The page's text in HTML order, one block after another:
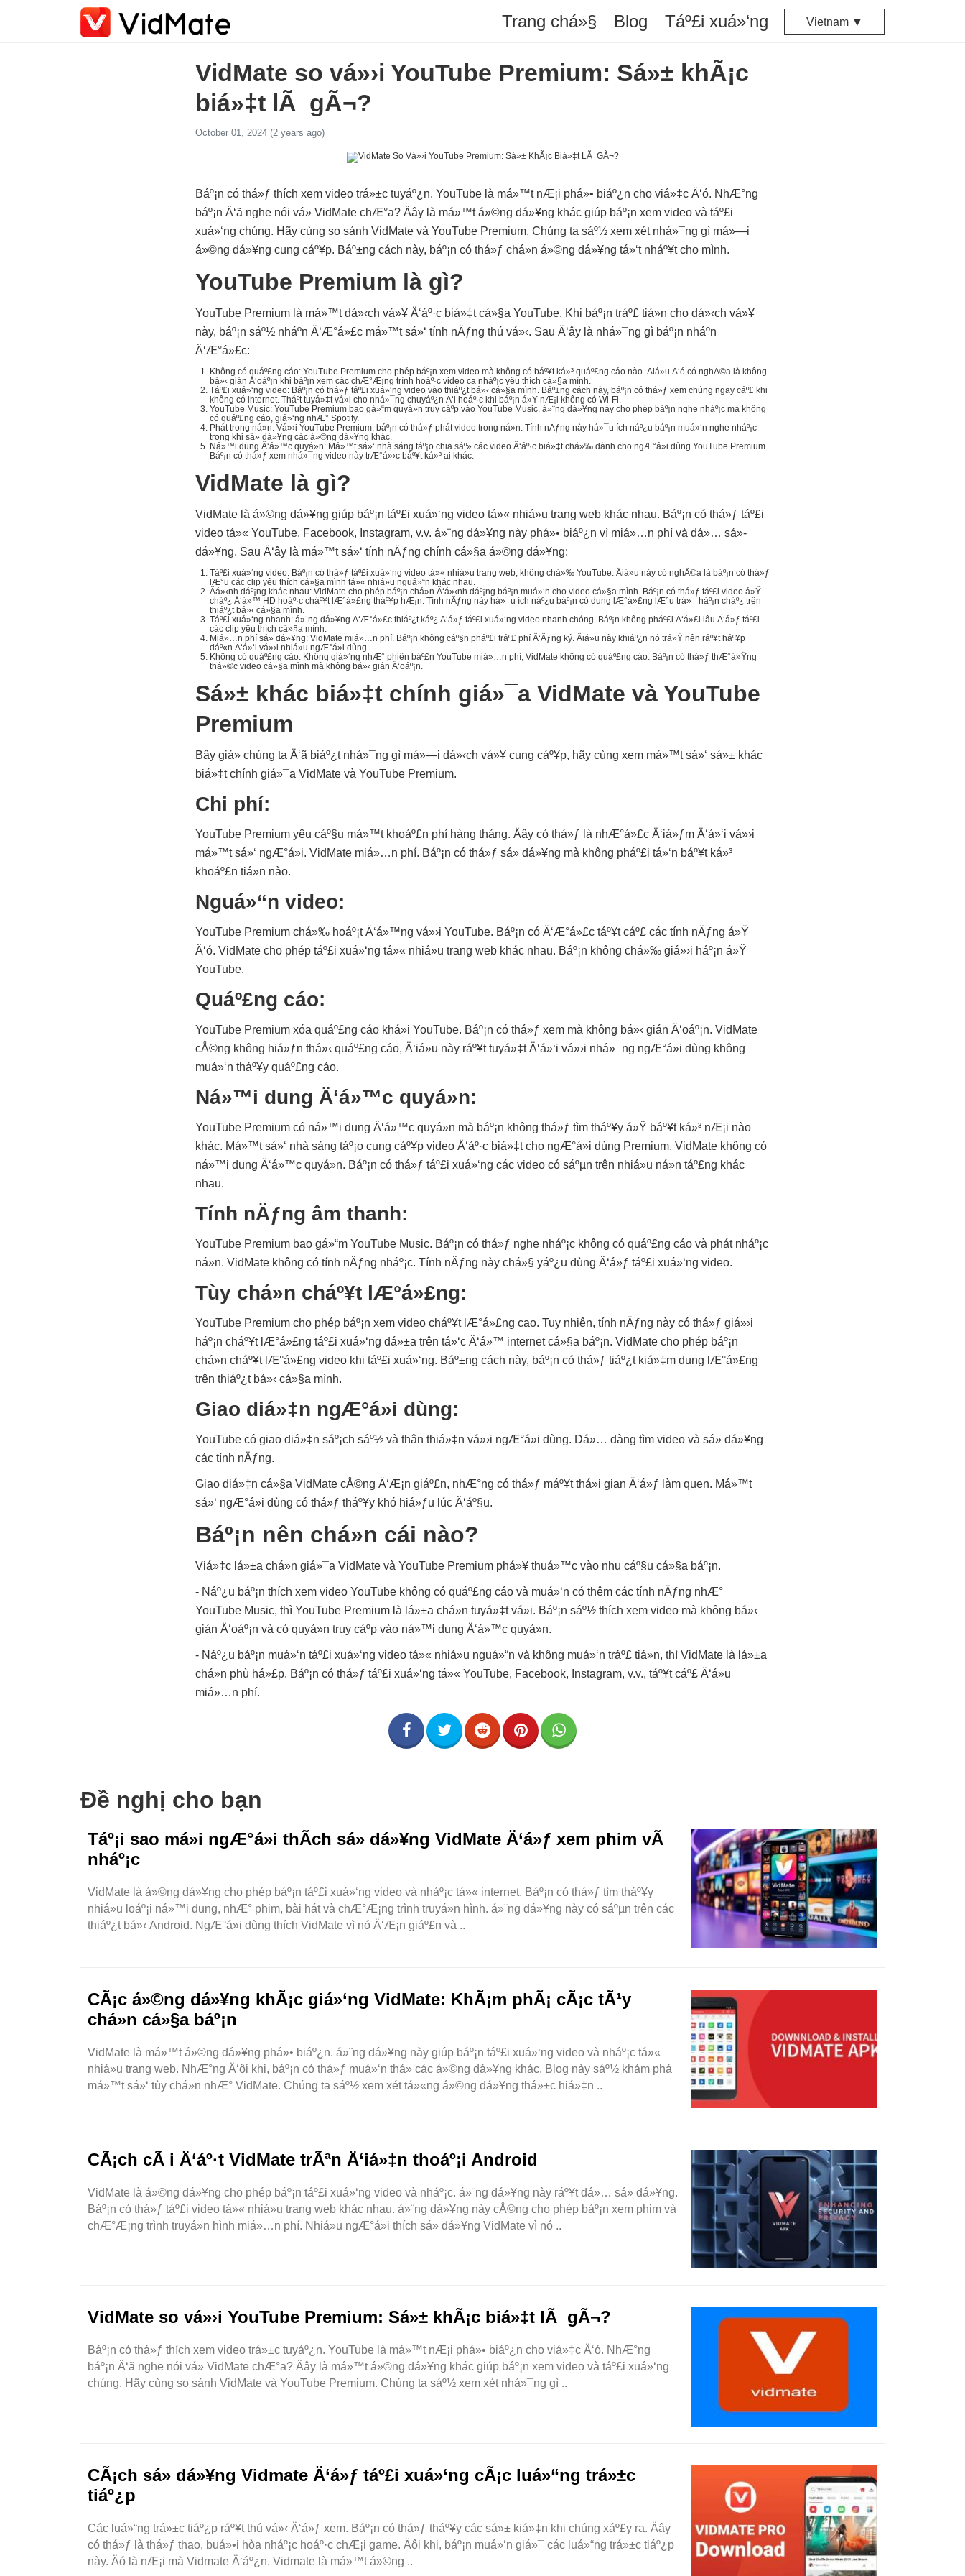
Trang chá»§ Blog Táº£i xuá»‘ng Vietnam ▼
VidMate so vá»›i YouTube Premium: Sá»± khÃ¡c
biá»‡t lÃ gÃ¬?
October 01, 2024 (2 years ago)
Báº¡n có thá»ƒ thích xem video trá»±c tuyáº¿n. YouTube là má»™t nÆ¡i phá»• biáº¿n cho viá»‡c Ä‘ó. NhÆ°ng
báº¡n Ä‘ã nghe nói vá» VidMate chÆ°a? Äây là má»™t á»©ng dá»¥ng khác giúp báº¡n xem video và táº£i
xuá»‘ng chúng. Hãy cùng so sánh VidMate và YouTube Premium. Chúng ta sáº½ xem xét nhá»¯ng gì má»—i
á»©ng dá»¥ng cung cáº¥p. Báº±ng cách này, báº¡n có thá»ƒ chá»n á»©ng dá»¥ng tá»‘t nháº¥t cho mình.
YouTube Premium là gì?
YouTube Premium là má»™t dá»‹ch vá»¥ Ä‘áº·c biá»‡t cá»§a YouTube. Khi báº¡n tráº£ tiá»n cho dá»‹ch vá»¥
này, báº¡n sáº½ nháº­n Ä‘Æ°á»£c má»™t sá»‘ tính nÄƒng thú vá»‹. Sau Ä‘ây là nhá»¯ng gì báº¡n nháº­n
Ä‘Æ°á»£c:
Không có quáº£ng cáo: YouTube Premium cho phép báº¡n xem video mà không có báº¥t ká»³ quáº£ng cáo nào. Äiá»u Ä‘ó có nghÄ©a là không
bá»‹ gián Ä‘oáº¡n khi báº¡n xem các chÆ°Æ¡ng trình hoáº·c video ca nháº¡c yêu thích cá»§a mình.
Táº£i xuá»‘ng video: Báº¡n có thá»ƒ táº£i xuá»‘ng video vào thiáº¿t bá»‹ cá»§a mình. Báº±ng cách này, báº¡n có thá»ƒ xem chúng ngay cáº£ khi
không có internet. Tháº­t tuyá»‡t vá»i cho nhá»¯ng chuyáº¿n Ä‘i hoáº·c khi báº¡n á»Ÿ nÆ¡i không có Wi-Fi.
YouTube Music: YouTube Premium bao gá»“m quyá»n truy cáº­p vào YouTube Music. á»¨ng dá»¥ng này cho phép báº¡n nghe nháº¡c mà không
có quáº£ng cáo, giá»‘ng nhÆ° Spotify.
Phát trong ná»n: Vá»›i YouTube Premium, báº¡n có thá»ƒ phát video trong ná»n. Tính nÄƒng này há»¯u ích náº¿u báº¡n muá»‘n nghe nháº¡c
trong khi sá»­ dá»¥ng các á»©ng dá»¥ng khác.
Ná»™i dung Ä‘á»™c quyá»n: Má»™t sá»‘ nhà sáng táº¡o chia sáº» các video Ä‘áº·c biá»‡t chá»‰ dành cho ngÆ°á»i dùng YouTube Premium.
Báº¡n có thá»ƒ xem nhá»¯ng video này trÆ°á»›c báº¥t ká»³ ai khác.
VidMate là gì?
VidMate là á»©ng dá»¥ng giúp báº¡n táº£i xuá»‘ng video tá»« nhiá»u trang web khác nhau. Báº¡n có thá»ƒ táº£i
video tá»« YouTube, Facebook, Instagram, v.v. á»¨ng dá»¥ng này phá»• biáº¿n vì miá»…n phí và dá»… sá»­
dá»¥ng. Sau Ä‘ây là má»™t sá»‘ tính nÄƒng chính cá»§a á»©ng dá»¥ng:
Táº£i xuá»‘ng video: Báº¡n có thá»ƒ táº£i xuá»‘ng video tá»« nhiá»u trang web, không chá»‰ YouTube. Äiá»u này có nghÄ©a là báº¡n có thá»ƒ
lÆ°u các clip yêu thích cá»§a mình tá»« nhiá»u nguá»“n khác nhau.
Äá»‹nh dáº¡ng khác nhau: VidMate cho phép báº¡n chá»n Ä‘á»‹nh dáº¡ng báº¡n muá»‘n cho video cá»§a mình. Báº¡n có thá»ƒ táº£i video á»Ÿ
cháº¿ Ä‘á»™ HD hoáº·c cháº¥t lÆ°á»£ng tháº¥p hÆ¡n. Tính nÄƒng này há»¯u ích náº¿u báº¡n có dung lÆ°á»£ng lÆ°u trá»¯ háº¡n cháº¿ trên
thiáº¿t bá»‹ cá»§a mình.
Táº£i xuá»‘ng nhanh: á»¨ng dá»¥ng Ä‘Æ°á»£c thiáº¿t káº¿ Ä‘á»ƒ táº£i xuá»‘ng video nhanh chóng. Báº¡n không pháº£i Ä‘á»£i lâu Ä‘á»ƒ táº£i
các clip yêu thích cá»§a mình.
Miá»…n phí sá»­ dá»¥ng: VidMate miá»…n phí. Báº¡n không cáº§n pháº£i tráº£ phí Ä‘Äƒng ký. Äiá»u này khiáº¿n nó trá»Ÿ nên ráº¥t háº¥p
dáº«n Ä‘á»‘i vá»›i nhiá»u ngÆ°á»i dùng.
Không có quáº£ng cáo: Không giá»‘ng nhÆ° phiên báº£n YouTube miá»…n phí, VidMate không có quáº£ng cáo. Báº¡n có thá»ƒ thÆ°á»Ÿng
thá»©c video cá»§a mình mà không bá»‹ gián Ä‘oáº¡n.
Sá»± khác biá»‡t chính giá»¯a VidMate và YouTube
Premium
Bây giá» chúng ta Ä‘ã biáº¿t nhá»¯ng gì má»—i dá»‹ch vá»¥ cung cáº¥p, hãy cùng xem má»™t sá»‘ sá»± khác
biá»‡t chính giá»¯a VidMate và YouTube Premium.
Chi phí:
YouTube Premium yêu cáº§u má»™t khoáº£n phí hàng tháng. Äây có thá»ƒ là nhÆ°á»£c Ä‘iá»ƒm Ä‘á»‘i vá»›i
má»™t sá»‘ ngÆ°á»i. VidMate miá»…n phí. Báº¡n có thá»ƒ sá»­ dá»¥ng mà không pháº£i tá»‘n báº¥t ká»³
khoáº£n tiá»n nào.
Nguá»“n video:
YouTube Premium chá»‰ hoáº¡t Ä‘á»™ng vá»›i YouTube. Báº¡n có Ä‘Æ°á»£c táº¥t cáº£ các tính nÄƒng á»Ÿ
Ä‘ó. VidMate cho phép táº£i xuá»‘ng tá»« nhiá»u trang web khác nhau. Báº¡n không chá»‰ giá»›i háº¡n á»Ÿ
YouTube.
Quáº£ng cáo:
YouTube Premium xóa quáº£ng cáo khá»i YouTube. Báº¡n có thá»ƒ xem mà không bá»‹ gián Ä‘oáº¡n. VidMate
cÅ©ng không hiá»ƒn thá»‹ quáº£ng cáo, Ä‘iá»u này ráº¥t tuyá»‡t Ä‘á»‘i vá»›i nhá»¯ng ngÆ°á»i dùng không
muá»‘n tháº¥y quáº£ng cáo.
Ná»™i dung Ä‘á»™c quyá»n:
YouTube Premium có ná»™i dung Ä‘á»™c quyá»n mà báº¡n không thá»ƒ tìm tháº¥y á»Ÿ báº¥t ká»³ nÆ¡i nào
khác. Má»™t sá»‘ nhà sáng táº¡o cung cáº¥p video Ä‘áº·c biá»‡t cho ngÆ°á»i dùng Premium. VidMate không có
ná»™i dung Ä‘á»™c quyá»n. Báº¡n có thá»ƒ táº£i xuá»‘ng các video có sáºµn trên nhiá»u ná»n táº£ng khác
nhau.
Tính nÄƒng âm thanh:
YouTube Premium bao gá»“m YouTube Music. Báº¡n có thá»ƒ nghe nháº¡c không có quáº£ng cáo và phát nháº¡c
ná»n. VidMate không có tính nÄƒng nháº¡c. Tính nÄƒng này chá»§ yáº¿u dùng Ä‘á»ƒ táº£i xuá»‘ng video.
Tùy chá»n cháº¥t lÆ°á»£ng:
YouTube Premium cho phép báº¡n xem video cháº¥t lÆ°á»£ng cao. Tuy nhiên, tính nÄƒng này có thá»ƒ giá»›i
háº¡n cháº¥t lÆ°á»£ng táº£i xuá»‘ng dá»±a trên tá»‘c Ä‘á»™ internet cá»§a báº¡n. VidMate cho phép báº¡n
chá»n cháº¥t lÆ°á»£ng video khi táº£i xuá»‘ng. Báº±ng cách này, báº¡n có thá»ƒ tiáº¿t kiá»‡m dung lÆ°á»£ng
trên thiáº¿t bá»‹ cá»§a mình.
Giao diá»‡n ngÆ°á»i dùng:
YouTube có giao diá»‡n sáº¡ch sáº½ và thân thiá»‡n vá»›i ngÆ°á»i dùng. Dá»… dàng tìm video và sá»­ dá»¥ng
các tính nÄƒng.
Giao diá»‡n cá»§a VidMate cÅ©ng Ä‘Æ¡n giáº£n, nhÆ°ng có thá»ƒ máº¥t thá»i gian Ä‘á»ƒ làm quen. Má»™t
sá»‘ ngÆ°á»i dùng có thá»ƒ tháº¥y khó hiá»ƒu lúc Ä‘áº§u.
Báº¡n nên chá»n cái nào?
Viá»‡c lá»±a chá»n giá»¯a VidMate và YouTube Premium phá»¥ thuá»™c vào nhu cáº§u cá»§a báº¡n.
- Náº¿u báº¡n thích xem video YouTube không có quáº£ng cáo và muá»‘n có thêm các tính nÄƒng nhÆ°
YouTube Music, thì YouTube Premium là lá»±a chá»n tuyá»‡t vá»i. Báº¡n sáº½ thích xem video mà không bá»‹
gián Ä‘oáº¡n và có quyá»n truy cáº­p vào ná»™i dung Ä‘á»™c quyá»n.
- Náº¿u báº¡n muá»‘n táº£i xuá»‘ng video tá»« nhiá»u nguá»“n và không muá»‘n tráº£ tiá»n, thì VidMate là lá»±a
chá»n phù há»£p. Báº¡n có thá»ƒ táº£i xuá»‘ng tá»« YouTube, Facebook, Instagram, v.v., táº¥t cáº£ Ä‘á»u
miá»…n phí.
Đề nghị cho bạn
Táº¡i sao má»i ngÆ°á»i thÃ­ch sá»­ dá»¥ng VidMate Ä‘á»ƒ xem phim vÃ
nháº¡c
VidMate là á»©ng dá»¥ng cho phép báº¡n táº£i xuá»‘ng video và nháº¡c tá»« internet. Báº¡n có thá»ƒ tìm tháº¥y
nhiá»u loáº¡i ná»™i dung, nhÆ° phim, bài hát và chÆ°Æ¡ng trình truyá»n hình. á»¨ng dá»¥ng này có sáºµn trên các
thiáº¿t bá»‹ Android. NgÆ°á»i dùng thích VidMate vì nó Ä‘Æ¡n giáº£n và ..
CÃ¡c á»©ng dá»¥ng khÃ¡c giá»‘ng VidMate: KhÃ¡m phÃ¡ cÃ¡c tÃ¹y
chá»n cá»§a báº¡n
VidMate là má»™t á»©ng dá»¥ng phá»• biáº¿n. á»¨ng dá»¥ng này giúp báº¡n táº£i xuá»‘ng video và nháº¡c tá»«
nhiá»u trang web. NhÆ°ng Ä‘ôi khi, báº¡n có thá»ƒ muá»‘n thá»­ các á»©ng dá»¥ng khác. Blog này sáº½ khám phá
má»™t sá»‘ tùy chá»n nhÆ° VidMate. Chúng ta sáº½ xem xét tá»«ng á»©ng dá»¥ng thá»±c hiá»‡n ..
CÃ¡ch cÃ i Ä‘áº·t VidMate trÃªn Ä‘iá»‡n thoáº¡i Android
VidMate là á»©ng dá»¥ng cho phép báº¡n táº£i xuá»‘ng video và nháº¡c. á»¨ng dá»¥ng này ráº¥t dá»… sá»­ dá»¥ng.
Báº¡n có thá»ƒ táº£i video tá»« nhiá»u trang web khác nhau. á»¨ng dá»¥ng này cÅ©ng cho phép báº¡n xem phim và
chÆ°Æ¡ng trình truyá»n hình miá»…n phí. Nhiá»u ngÆ°á»i thích sá»­ dá»¥ng VidMate vì nó ..
VidMate so vá»›i YouTube Premium: Sá»± khÃ¡c biá»‡t lÃ gÃ¬?
Báº¡n có thá»ƒ thích xem video trá»±c tuyáº¿n. YouTube là má»™t nÆ¡i phá»• biáº¿n cho viá»‡c Ä‘ó. NhÆ°ng
báº¡n Ä‘ã nghe nói vá» VidMate chÆ°a? Äây là má»™t á»©ng dá»¥ng khác giúp báº¡n xem video và táº£i xuá»‘ng
chúng. Hãy cùng so sánh VidMate và YouTube Premium. Chúng ta sáº½ xem xét nhá»¯ng gì ..
CÃ¡ch sá»­ dá»¥ng Vidmate Ä‘á»ƒ táº£i xuá»‘ng cÃ¡c luá»“ng trá»±c
tiáº¿p
Các luá»“ng trá»±c tiáº¿p ráº¥t thú vá»‹ Ä‘á»ƒ xem. Báº¡n có thá»ƒ tháº¥y các sá»± kiá»‡n khi chúng xáº£y ra. Äây
có thá»ƒ là thá»ƒ thao, buá»•i hòa nháº¡c hoáº·c chÆ¡i game. Äôi khi, báº¡n muá»‘n giá»¯ các luá»“ng trá»±c tiáº¿p
này. Äó là nÆ¡i mà Vidmate Ä‘áº¿n. Vidmate là má»™t á»©ng ..